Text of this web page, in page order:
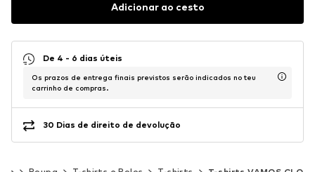
Adicionar ao cesto
De 4 - 6 dias úteis
Os prazos de entrega finais previstos serão indicados no teu
carrinho de compras.
30 Dias de direito de devolução